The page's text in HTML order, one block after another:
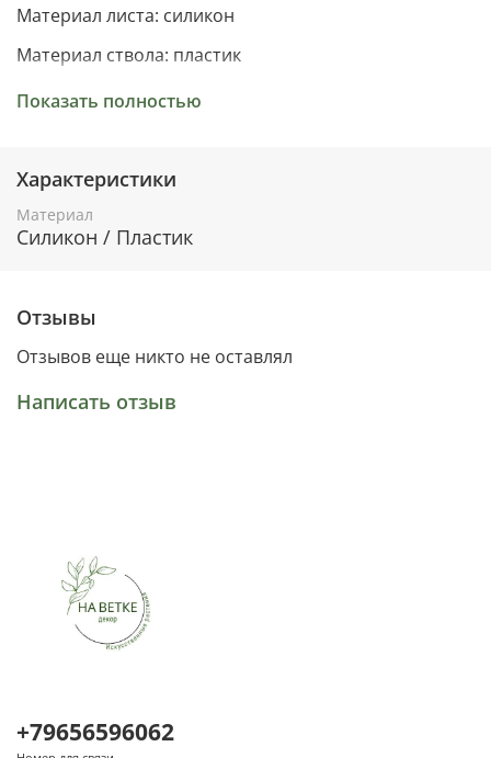
Материал листа: силикон
Материал ствола: пластик
без кашпо
Показать полностью
Характеристики
Материал
Силикон / Пластик
Отзывы
Отзывов еще никто не оставлял
Написать отзыв
+79656596062